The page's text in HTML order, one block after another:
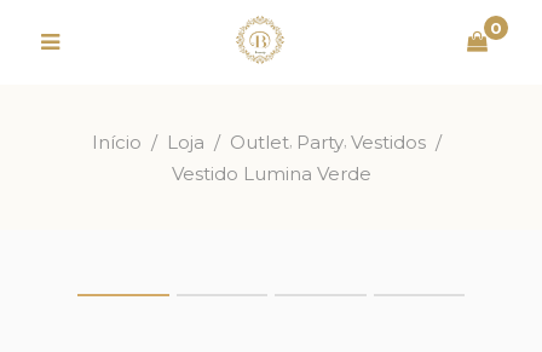
0
Início / Loja / Outlet, Party, Vestidos/
Vestido Lumina Verde